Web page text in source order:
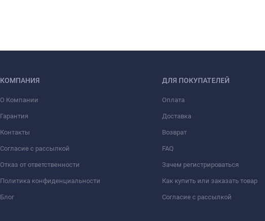
КОМПАНИЯ
О Компании
Гарантия
Контакты
Согласие с рассылкой
Отказ от ответственности
Политика конфиденциальности
Блог
ДЛЯ ПОКУПАТЕЛЕЙ
Оплата
Доставка
Возврат
FAQ
Зачем регистрироваться
Как купить или заказать товар
Согласие с рассылкой